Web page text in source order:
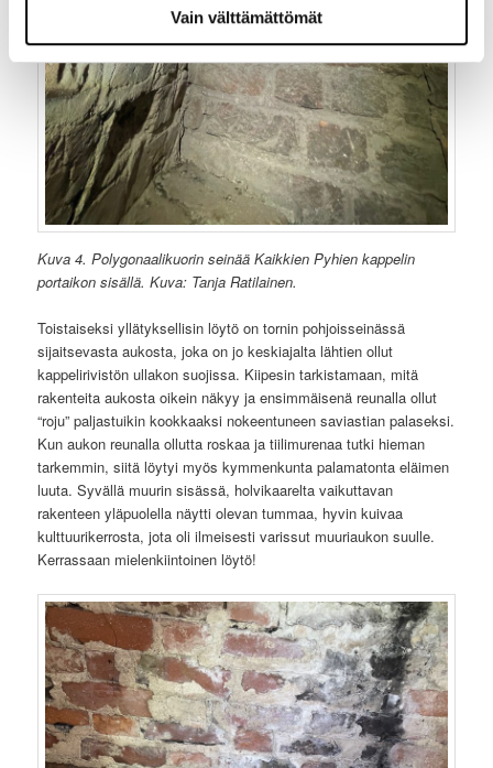
Vain välttämättömät
Kuva 4. Polygonaalikuorin seinää Kaikkien Pyhien kappelin
portaikon sisällä. Kuva: Tanja Ratilainen.
Toistaiseksi yllätyksellisin löytö on tornin pohjoisseinässä
sijaitsevasta aukosta, joka on jo keskiajalta lähtien ollut
kappelirivistön ullakon suojissa. Kiipesin tarkistamaan, mitä
rakenteita aukosta oikein näkyy ja ensimmäisenä reunalla ollut
“roju” paljastuikin kookkaaksi nokeentuneen saviastian palaseksi.
Kun aukon reunalla ollutta roskaa ja tiilimurenaa tutki hieman
tarkemmin, siitä löytyi myös kymmenkunta palamatonta eläimen
luuta. Syvällä muurin sisässä, holvikaarelta vaikuttavan
rakenteen yläpuolella näytti olevan tummaa, hyvin kuivaa
kulttuurikerrosta, jota oli ilmeisesti varissut muuriaukon suulle.
Kerrassaan mielenkiintoinen löytö!